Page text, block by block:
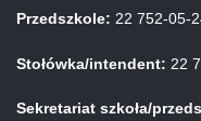
Przedszkole: 22 752-05-
Stołówka/intendent: 22
Sekretariat szkoła/